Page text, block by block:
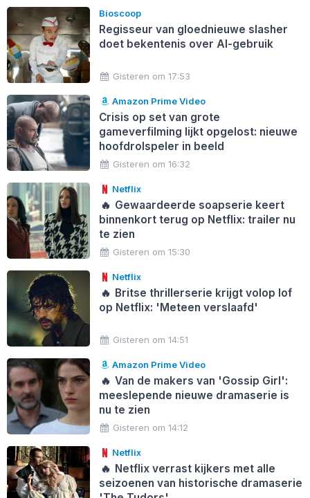
Bioscoop
Regisseur van gloednieuwe slasher
doet bekentenis over AI-gebruik
Gisteren om 17:53
Amazon Prime Video
Crisis op set van grote
gameverfilming lijkt opgelost: nieuwe
hoofdrolspeler in beeld
Gisteren om 16:32
Netflix
🔥 Gewaardeerde soapserie keert
binnenkort terug op Netflix: trailer nu
te zien
Gisteren om 15:30
Netflix
🔥 Britse thrillerserie krijgt volop lof
op Netflix: 'Meteen verslaafd'
Gisteren om 14:51
Amazon Prime Video
🔥 Van de makers van 'Gossip Girl':
meeslepende nieuwe dramaserie is
nu te zien
Gisteren om 14:12
Netflix
🔥 Netflix verrast kijkers met alle
seizoenen van historische dramaserie